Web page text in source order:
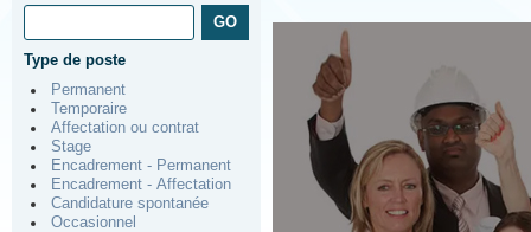
Type de poste
Permanent
Temporaire
Affectation ou contrat
Stage
Encadrement - Permanent
Encadrement - Affectation
Candidature spontanée
Occasionnel